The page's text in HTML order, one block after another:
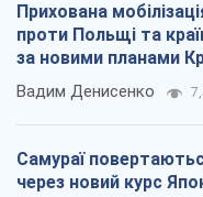
Прихована
проти Польщі та
за новими планами
Вадим Денисенко
Самураї
через новий курс